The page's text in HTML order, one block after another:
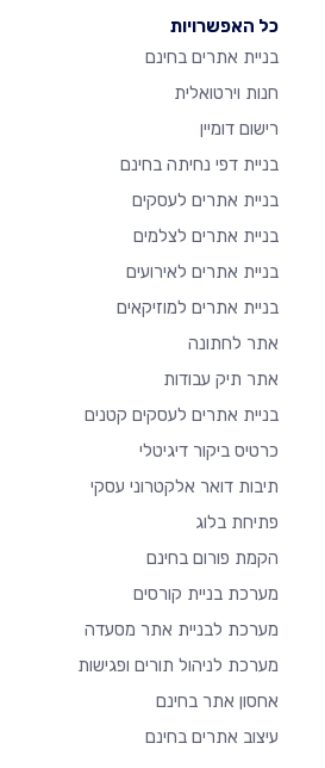
כל האפשרויות
בניית אתרים בחינם
חנות וירטואלית
רישום דומיין
בניית דפי נחיתה בחינם
בניית אתרים לעסקים
בניית אתרים לצלמים
בניית אתרים לאירועים
בניית אתרים למוזיקאים
אתר לחתונה
אתר תיק עבודות
בניית אתרים לעסקים קטנים
כרטיס ביקור דיגיטלי
תיבות דואר אלקטרוני עסקי
פתיחת בלוג
הקמת פורום בחינם
מערכת בניית קורסים
מערכת לבניית אתר מסעדה
מערכת לניהול תורים ופגישות
אחסון אתר בחינם
עיצוב אתרים בחינם